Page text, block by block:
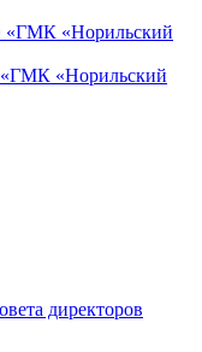
«ГМК «Норильский
«Норильский
директоров